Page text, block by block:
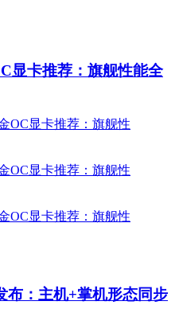
显卡推荐：旗舰性能全
布：主机+掌机形态同步